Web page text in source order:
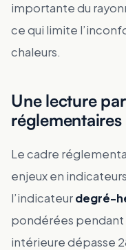
importante du
ce qui limite
chaleurs.
Une lecture
réglementaires
Le cadre
enjeux en
l’indicateurdegré-
pondérées
intérieure dépasse